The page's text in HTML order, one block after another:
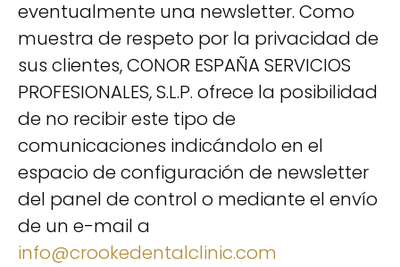
eventualmente una newsletter. Como
muestra de respeto por la privacidad de
sus clientes, CONOR ESPAÑA SERVICIOS
PROFESIONALES, S.L.P. ofrece la posibilidad
de no recibir este tipo de
comunicaciones indicándolo en el
espacio de configuración de newsletter
del panel de control o mediante el envío
de un e-mail a
info@crookedentalclinic.com